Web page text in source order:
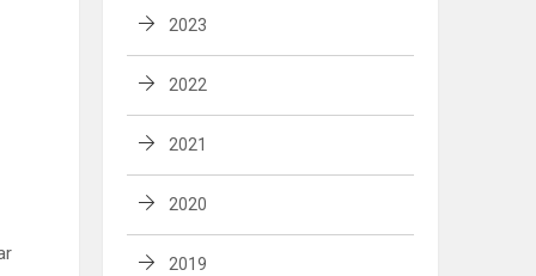
2023
2022
2021
2020
2019